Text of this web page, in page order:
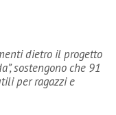
dietro il progetto
sostengono che 91
per ragazzi e